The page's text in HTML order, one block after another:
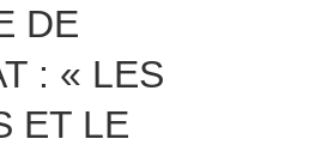
DE
: « LES
ET LE